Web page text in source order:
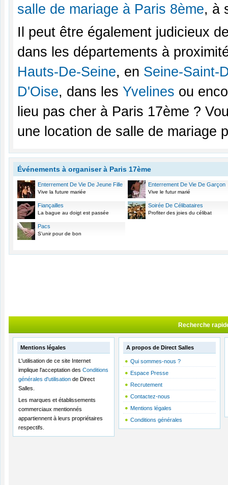
salle de mariage à Paris 8ème, à
Il peut être également judicieux
dans les départements à
Hauts-De-Seine, en Seine-Saint-
D'Oise, dans les Yvelines ou
lieu pas cher à Paris 17ème ?
une location de salle de mariage
Événements à organiser à Paris 17ème
Enterrement De Vie De Jeune Fille
Vive la future mariée
Enterrement De Vie De Garçon
Vive le futur marié
Fiançailles
La bague au doigt est passée
Soirée De Célibataires
Profiter des joies du célibat
Pacs
S'unir pour de bon
Recherche
Mentions légales
L'utilisation de ce site Internet
implique l'acceptation des Conditions
générales d'utilisation de Direct
Salles.
Les marques et établissements
commerciaux mentionnés
appartiennent à leurs propriétaires
respectifs.
A propos de Direct Salles
Qui sommes-nous ?
Espace Presse
Recrutement
Contactez-nous
Mentions légales
Conditions générales